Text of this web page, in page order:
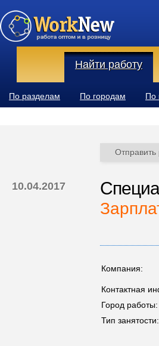
Найти работу
По разделам По городам По
10.04.2017
Компания:
Контактная
Город работы:
Тип занятости: